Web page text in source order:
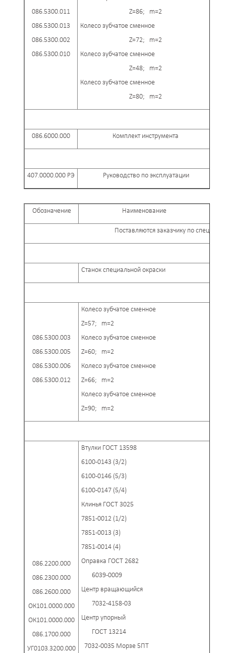
086.5300.011
086.5300.013
086.5300.002
086.5300.010
Z=86; m=2
Колесо зубчатое сменное
Z=72; m=2
Колесо зубчатое сменное
Z=48; m=2
Колесо зубчатое сменное
Z=80; m=2
086.6000.000 Комплект инструмента
407.0000.000 РЭ Руководство по эксплуатации
Обозначение Наименование
Поставляются заказчику по
Станок специальной окраски
086.5300.003
086.5300.005
086.5300.006
086.5300.012
Колесо зубчатое сменное
Z=57; m=2
Колесо зубчатое сменное
Z=60; m=2
Колесо зубчатое сменное
Z=66; m=2
Колесо зубчатое сменное
Z=90; m=2
086.2200.000
086.2300.000
086.2600.000
ОК101.0000.000
ОК101.0000.000
086.1700.000
УГ0103.3200.000
Втулки ГОСТ 13598
6100-0143 (3/2)
6100-0146 (5/3)
6100-0147 (5/4)
Клинья ГОСТ 3025
7851-0012 (1/2)
7851-0013 (3)
7851-0014 (4)
Оправка ГОСТ 2682
6039-0009
Центр вращающийся
7032-4158-03
Центр упорный
ГОСТ 13214
7032-0035 Морзе 5ПТ